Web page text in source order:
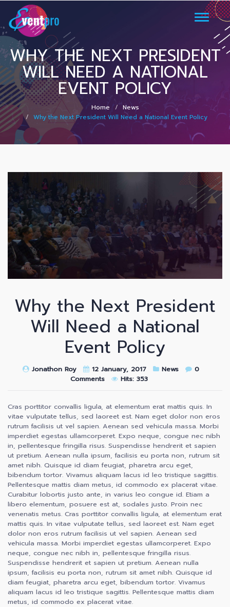
Toggle
WHY THE NEXT PRESIDENT
WILL NEED A NATIONAL
EVENT POLICY
Home
News
Why the Next President Will Need a National Event Policy
Why the Next President
Will Need a National
Event Policy
Jonathon Roy 12 January, 2017 News
0
Comments
Hits: 353
Cras porttitor convallis ligula, at elementum erat mattis quis. In
vitae vulputate tellus, sed laoreet est. Nam eget dolor non eros
rutrum facilisis ut vel sapien. Aenean sed vehicula massa. Morbi
imperdiet egestas ullamcorperet. Expo neque, congue nec nibh
in, pellentesque fringilla risus. Suspendisse hendrerit et sapien
ut pretium. Aenean nulla ipsum, facilisis eu porta non, rutrum sit
amet nibh. Quisque id diam feugiat, pharetra arcu eget,
bibendum tortor. Vivamus aliquam lacus id leo tristique sagittis.
Pellentesque mattis diam metus, id commodo ex placerat vitae.
Curabitur lobortis justo ante, in varius leo congue id. Etiam a
libero elementum, posuere est at, sodales justo. Proin nec
venenatis metus. Cras porttitor convallis ligula, at elementum erat
mattis quis. In vitae vulputate tellus, sed laoreet est. Nam eget
dolor non eros rutrum facilisis ut vel sapien. Aenean sed
vehicula massa. Morbi imperdiet egestas ullamcorperet. Expo
neque, congue nec nibh in, pellentesque fringilla risus.
Suspendisse hendrerit et sapien ut pretium. Aenean nulla
ipsum, facilisis eu porta non, rutrum sit amet nibh. Quisque id
diam feugiat, pharetra arcu eget, bibendum tortor. Vivamus
aliquam lacus id leo tristique sagittis. Pellentesque mattis diam
metus, id commodo ex placerat vitae.